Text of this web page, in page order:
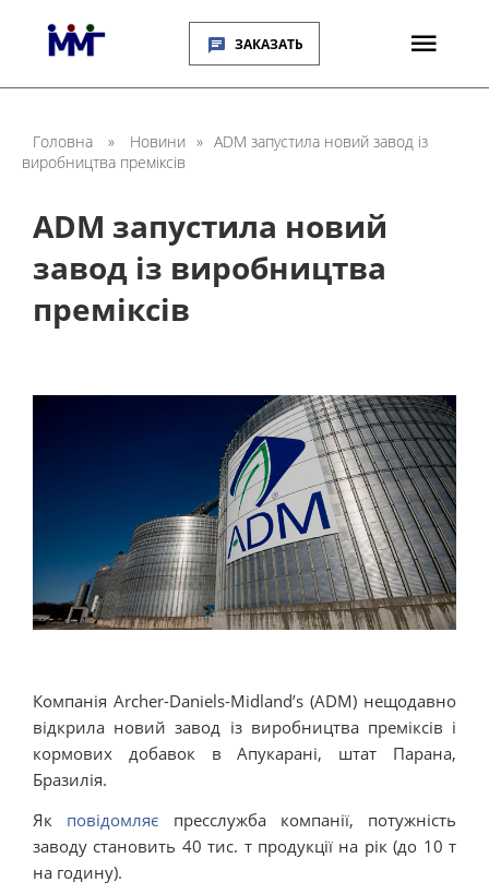
ЗАКАЗАТЬ
Головна » Новини » ADM запустила новий завод із
виробництва преміксів
ADM запустила новий
завод із виробництва
преміксів
Компанія Archer-Daniels-Midland’s (ADM) нещодавно
відкрила новий завод із виробництва преміксів і
кормових добавок в Апукарані, штат Парана,
Бразилія.
Як повідомляє пресслужба компанії, потужність
заводу становить 40 тис. т продукції на рік (до 10 т
на годину).